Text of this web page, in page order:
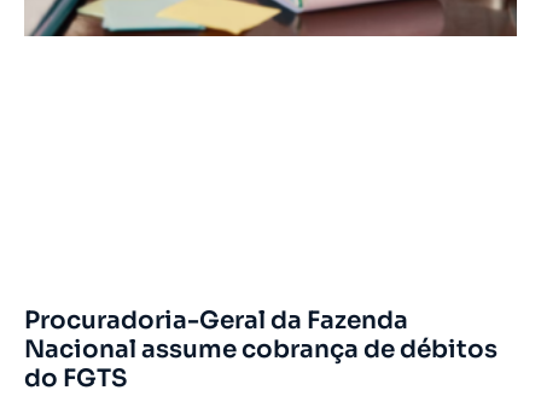
Procuradoria-Geral da Fazenda
Nacional assume cobrança de débitos
do FGTS